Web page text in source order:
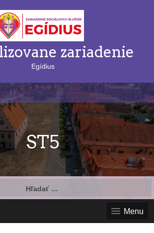
zariadenie
Egídius
ST5
Menu